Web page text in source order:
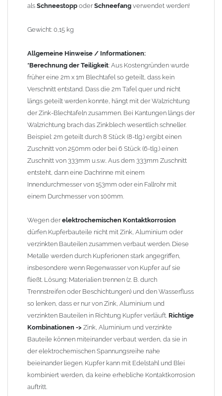
Kupferbauteile nicht mit Zink, Aluminium oder verzinkten
durch Kupferionen stark angegriffen, insbesondere wenn
trennen (z. B. durch Trennstreifen oder Beschichtungen) und den
Wasserfluss so lenken, dass er nur von Zink, Aluminium und
verzinkten Bauteilen in Richtung Kupfer verläuft. Richtige
Kombinationen ->Zink, Aluminium und verzinkte Bauteile
können miteinander verbaut werden, da sie in der
elektrochemischen Spannungsreihe nahe beieinander liegen.
Kupfer kann mit Edelstahl und Blei kombiniert werden, da keine
erhebliche Kontaktkorrosion auftritt.
als Schneestopp oderSchneefang verwendet werden!
Gewicht: 0,15 kg
Allgemeine Hinweise / Informationen:
*Berechnung der Teiligkeit: Aus Kostengründen wurde
früher eine 2m x 1m Blechtafel so geteilt, dass kein
Verschnitt entstand. Dass die 2m Tafel quer und nicht
längs geteilt werden konnte, hängt mit der Walzrichtung
der Zink-Blechtafeln zusammen. Bei Kantungen längs der
Walzrichtung brach das Zinkblech wesentlich schneller.
Beispiel: 2m geteilt durch 8 Stück (8-tlg.) ergibt einen
Zuschnitt von 250mm oder bei 6 Stück (6-tlg.) einen
Zuschnitt von 333mm u.s.w.. Aus dem 333mm Zuschnitt
entsteht, dann eine Dachrinne mit einem
Innendurchmesser von 153mm oder ein Fallrohr mit
einem Durchmesser von 100mm.
Wegen derelektrochemischen Kontaktkorrosion
dürfen Kupferbauteile nicht mit Zink, Aluminium oder
verzinkten Bauteilen zusammen verbaut werden. Diese
Metalle werden durch Kupferionen stark angegriffen,
insbesondere wenn Regenwasser von Kupfer auf sie
fließt. Lösung: Materialien trennen (z. B. durch
Trennstreifen oder Beschichtungen) und den Wasserfluss
so lenken, dass er nur von Zink, Aluminium und
verzinkten Bauteilen in Richtung Kupfer verläuft. Richtige
Kombinationen -> Zink, Aluminium und verzinkte
Bauteile können miteinander verbaut werden, da sie in
der elektrochemischen Spannungsreihe nahe
beieinander liegen. Kupfer kann mit Edelstahl und Blei
kombiniert werden, da keine erhebliche Kontaktkorrosion
auftritt.